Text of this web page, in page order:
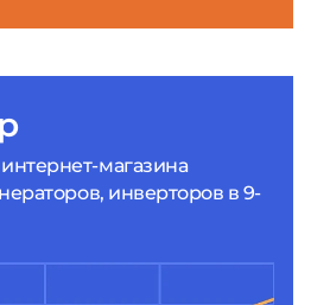
магазина
инверторов в 9-